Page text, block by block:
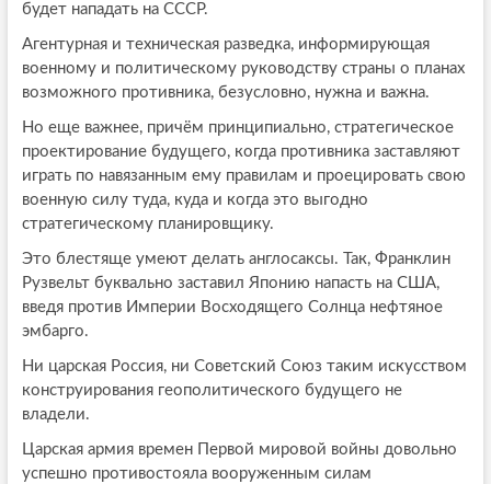
будет нападать на СССР.
Агентурная и техническая разведка, информирующая
военному и политическому руководству страны о планах
возможного противника, безусловно, нужна и важна.
Но еще важнее, причём принципиально, стратегическое
проектирование будущего, когда противника заставляют
играть по навязанным ему правилам и проецировать свою
военную силу туда, куда и когда это выгодно
стратегическому планировщику.
Это блестяще умеют делать англосаксы. Так, Франклин
Рузвельт буквально заставил Японию напасть на США,
введя против Империи Восходящего Солнца нефтяное
эмбарго.
Ни царская Россия, ни Советский Союз таким искусством
конструирования геополитического будущего не
владели.
Царская армия времен Первой мировой войны довольно
успешно противостояла вооруженным силам